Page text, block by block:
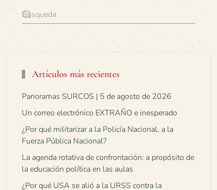
Artículos más recientes
Panoramas SURCOS | 5 de agosto de 2026
Un correo electrónico EXTRAÑO e inesperado
¿Por qué militarizar a la Policía Nacional, a la
Fuerza Pública Nacional?
La agenda rotativa de confrontación: a propósito de
la educación política en las aulas
¿Por qué USA se alió a la URSS contra la